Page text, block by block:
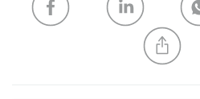
NEUE LISTE